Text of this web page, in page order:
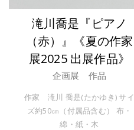
滝川喬是『ピアノ
（赤）』《夏の作家
展2025 出展作品》
企画展 作品
作家 滝川 喬是(たかゆき) サイ
ズ約50㎝（付属品含む） 布・
綿・紙・木